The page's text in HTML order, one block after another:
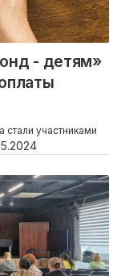
- детям»
стали участниками